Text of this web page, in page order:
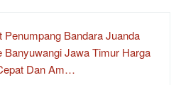
Penumpang Bandara Juanda
Banyuwangi Jawa Timur Harga
Dan Am…